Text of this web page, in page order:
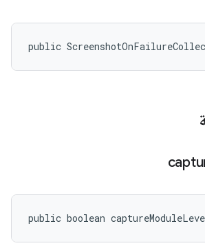
public
public boolean